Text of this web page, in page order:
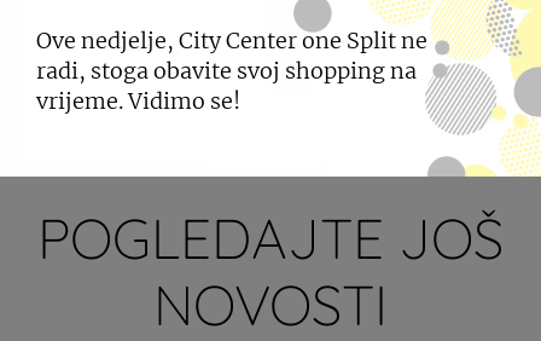
PODIJELI
POGLEDAJTE JOŠ
NOVOSTI
Ove nedjelje, City Center one Split ne
radi, stoga obavite svoj shopping na
vrijeme. Vidimo se!